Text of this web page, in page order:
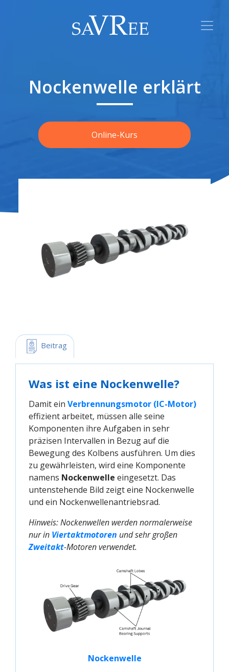
Nockenwelle erklärt
Online-Kurs
Beitrag
Was ist eine Nockenwelle?
Damit ein Verbrennungsmotor (IC-Motor)
effizient arbeitet, müssen alle seine
Komponenten ihre Aufgaben in sehr
präzisen Intervallen in Bezug auf die
Bewegung des Kolbens ausführen. Um dies
zu gewährleisten, wird eine Komponente
namens Nockenwelle eingesetzt. Das
untenstehende Bild zeigt eine Nockenwelle
und ein Nockenwellenantriebsrad.
Hinweis: Nockenwellen werden normalerweise
nur in Viertaktmotoren und sehr großen
Zweitakt-Motoren verwendet.
Nockenwelle